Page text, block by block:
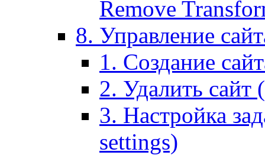
Remove
8. Управление
1. Создание
2. Удалить сайт
3. Настройка
settings)